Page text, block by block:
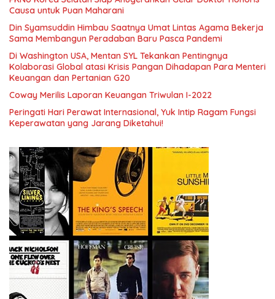
Causa untuk Puan Maharani
Din Syamsuddin Himbau Saatnya Umat Lintas Agama Bekerja
Sama Membangun Peradaban Baru Pasca Pandemi
Di Washington USA, Mentan SYL Tekankan Pentingnya
Kolaborasi Global atasi Krisis Pangan Dihadapan Para Menteri
Keuangan dan Pertanian G20
Coway Merilis Laporan Keuangan Triwulan I-2022
Peringati Hari Perawat Internasional, Yuk Intip Ragam Fungsi
Keperawatan yang Jarang Diketahui!